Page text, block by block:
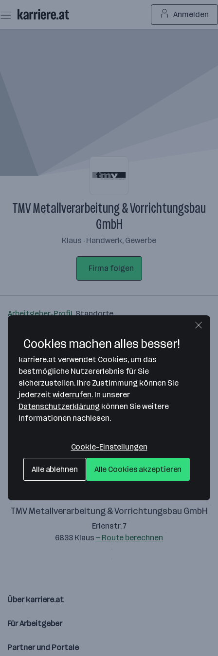
Seiteninhalt
springen
Anmelden
TMV Metallverarbeitung & Vorrichtungsbau
GmbH
Klaus · Handwerk, Gewerbe
Firma folgen
Arbeitgeber-ProfilStandorte
Bitte stimme unseren Cookie-
Richtlinien zu, um diese Karte
anzuzeigen.
TMV Metallverarbeitung & Vorrichtungsbau GmbH
Erlenstr. 7
6833 Klaus — Route berechnen
Über karriere.at
Für Arbeitgeber
Partner und Portale
Cookies machen alles besser!
karriere.at verwendet Cookies, um das
bestmögliche Nutzererlebnis für Sie
sicherzustellen. Ihre Zustimmung können Sie
jederzeit widerrufen. In unserer
Datenschutzerklärung können Sie weitere
Informationen nachlesen.
Cookie-Einstellungen
Alle ablehnen Alle Cookies akzeptieren